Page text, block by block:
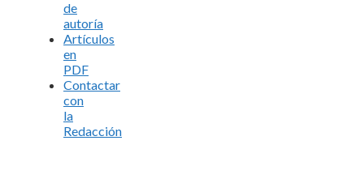
de
autoría
Artículos
en
PDF
Contactar
con
la
Redacción